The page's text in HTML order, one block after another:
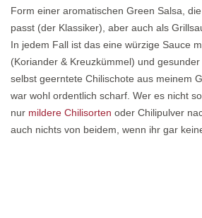
Form einer aromatischen Green Salsa,
passt (der Klassiker), aber auch als
In jedem Fall ist das eine würzige Sauce
(Koriander & Kreuzkümmel) und
selbst geerntete Chilischote aus meinem
war wohl ordentlich scharf. Wer es nicht
nur mildere Chilisorten oder Chilipulver
auch nichts von beidem, wenn ihr gar